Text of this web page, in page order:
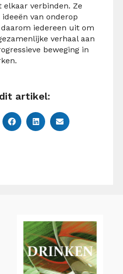
verbinden. Ze
van onderop
iedereen uit om
verhaal aan
beweging in
artikel: